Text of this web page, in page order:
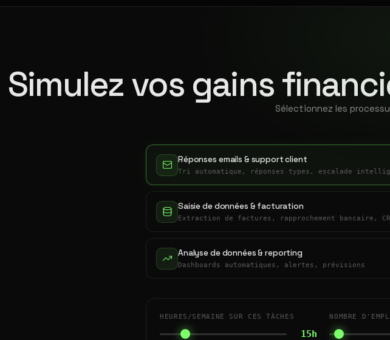
Simulez vos gains
Sélectionnez les
Réponses emails & support client
Tri automatique, réponses types, escalade
Saisie de données & facturation
Extraction de factures, rapprochement bancaire,
Analyse de données & reporting
Dashboards automatiques, alertes, prévisions
HEURES/SEMAINE SUR CES TÂCHES
15h
NOMBRE